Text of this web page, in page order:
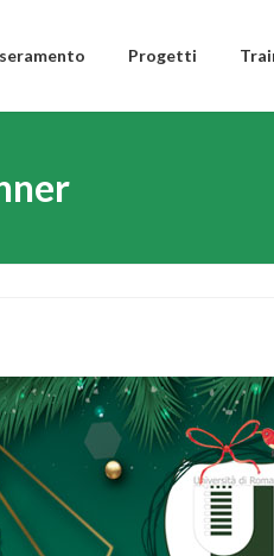
Progetti